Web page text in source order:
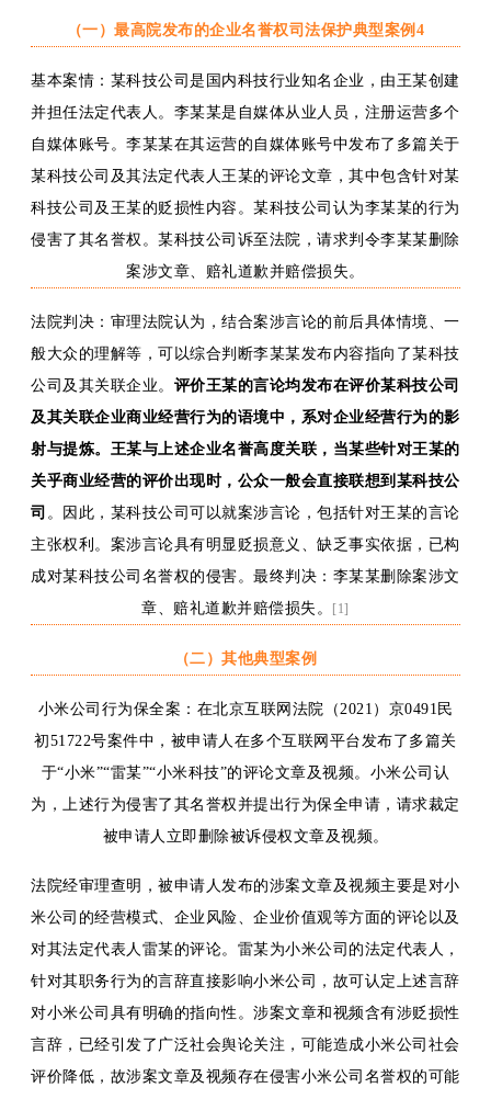
（一）最高院发布的企业名誉权司法保护典型案例 4
基本案情： 某科技公司是国内科技行业知名企业，由王某创建
并担任法定代表人。李某某是自媒体从业人员，注册运营多个
自媒体账号。李某某在其运营的自媒体账号中发布了多篇关于
某科技公司及其法定代表人王某的评论文章，其中包含针对某
科技公司及王某的贬损性内容。某科技公司认为李某某的行为
侵害了其名誉权。某科技公司诉至法院，请求判令李某某删除
案涉文章、赔礼道歉并赔偿损失。
法院判决： 审理法院认为，结合案涉言论的前后具体情境、一
般大众的理解等，可以综合判断李某某发布内容指向了某科技
公司及其关联企业。 评价王某的言论均发布在评价某科技公司
及其关联企业商业经营行为的语境中，系对企业经营行为的影
射与提炼。王某与上述企业名誉高度关联，当某些针对王某的
关乎商业经营的评价出现时，公众一般会直接联想到某科技公
司 。因此，某科技公司可以就案涉言论，包括针对王某的言论
主张权利。案涉言论具有明显贬损意义、缺乏事实依据，已构
成对某科技公司名誉权的侵害。最终判决：李某某删除案涉文
章、赔礼道歉并赔偿损失。
[1]
（二）其他典型案例
小米公司行为保全案：在北京互联网法院（2021）京0491民
初51722号案件中，被申请人在多个互联网平台发布了多篇关
于“小米”“雷某”“小米科技”的评论文章及视频。小米公司认
为，上述行为侵害了其名誉权并提出行为保全申请，请求裁定
被申请人立即删除被诉侵权文章及视频。
法院经审理查明，被申请人发布的涉案文章及视频主要是对小
米公司的经营模式、企业风险、企业价值观等方面的评论以及
对其法定代表人雷某的评论。雷某为小米公司的法定代表人，
针对其职务行为的言辞直接影响小米公司，故可认定上述言辞
对小米公司具有明确的指向性。涉案文章和视频含有涉贬损性
言辞，已经引发了广泛社会舆论关注，可能造成小米公司社会
评价降低，故涉案文章及视频存在侵害小米公司名誉权的可能